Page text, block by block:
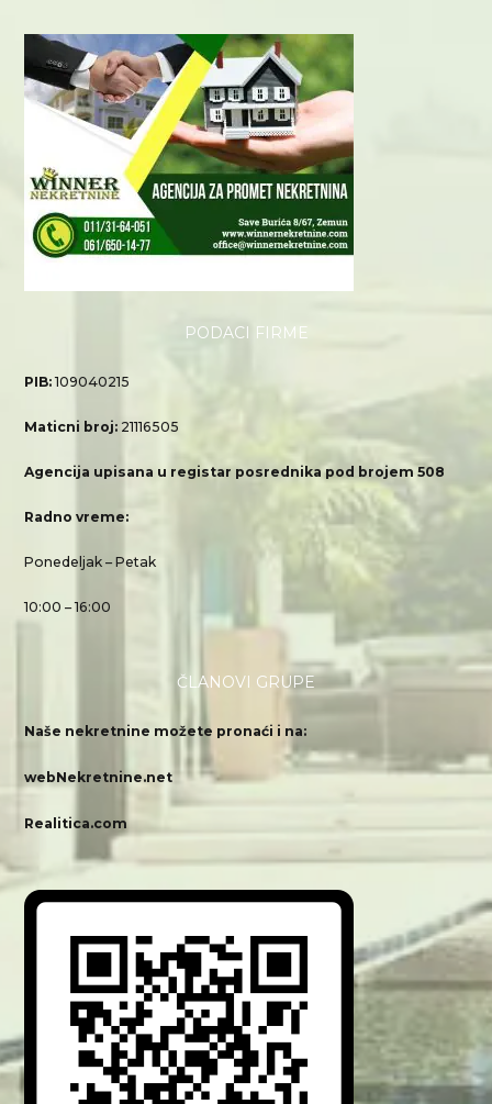
PODACI FIRME
PIB:109040215
Maticni broj: 21116505
Agencija upisana u registar posrednika pod brojem 508
Radno vreme:
Ponedeljak – Petak
10:00 – 16:00
ČLANOVI GRUPE
Naše nekretnine možete pronaći i na:
webNekretnine.net
Realitica.com